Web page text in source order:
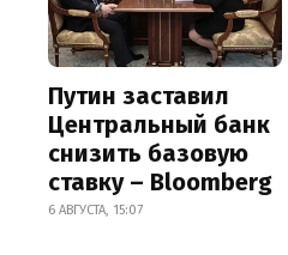
Путин заставил
Центральный банк
снизить базовую
ставку – Bloomberg
6 АВГУСТА, 15:07